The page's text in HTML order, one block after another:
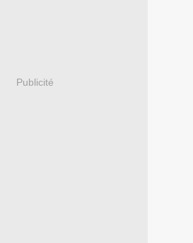
Publicité